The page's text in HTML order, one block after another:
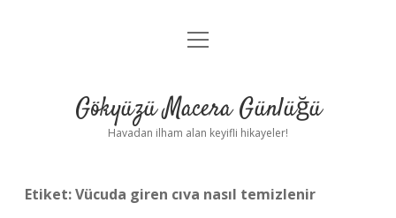
Anasayfa
Yasal Uyarı
menüyü
Gökyüzü Macera Günlüğü
Havadan ilham alan keyifli hikayeler!
Etiket:Vücuda giren cıva nasıl temizlenir